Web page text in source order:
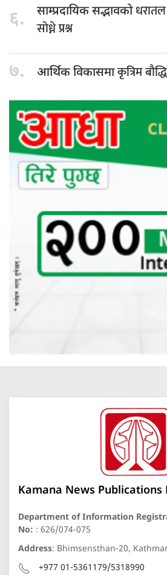
६. साम्प्रदायिक सद्भावको
सोध्ने प्रश्न
७. आर्थिक विकासमाकृत्रिम
Kamana News Publications
Department of Information
No: : 626/074-075
Address: Bhimsensthan-20,
+977 01-5361179/5318990